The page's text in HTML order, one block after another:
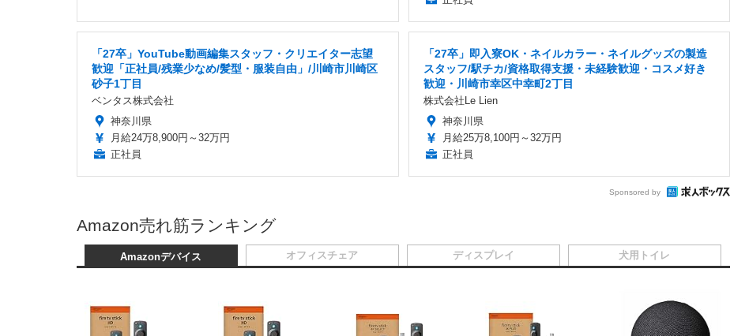
「27卒」YouTube動画編集スタッフ・クリエイター志望
歓迎「正社員/残業少なめ/髪型・服装自由」/川崎市川崎区
砂子1丁目
ベンタス株式会社
神奈川県
月給24万8,900円～32万円
正社員
「27卒」即入寮OK・ネイルカラー・ネイルグッズの製造
スタッフ/駅チカ/資格取得支援・未経験歓迎・コスメ好き
歓迎・川崎市幸区中幸町2丁目
株式会社Le Lien
神奈川県
月給25万8,100円～32万円
正社員
Sponsored by
Amazon売れ筋ランキング
Amazonデバイス オフィスチェア ディスプレイ 犬用トイレ